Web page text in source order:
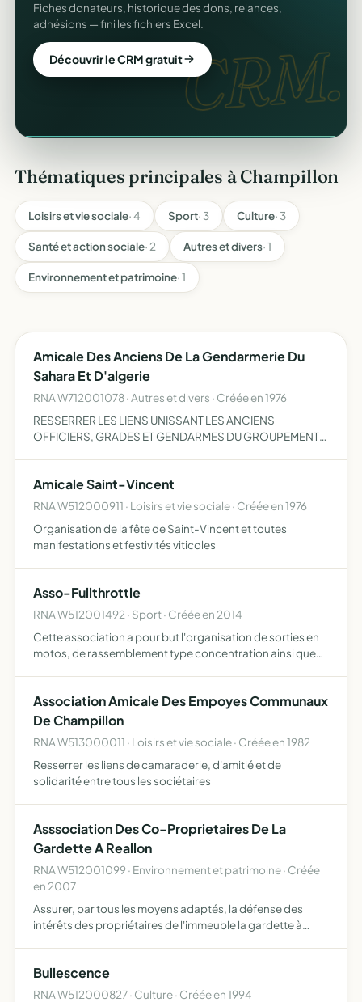
Générés et envoyés à vos donateurs en un clic,
conformes au modèle officiel n°11580.
Automatiser mes reçus CRM.
Fiches donateurs, historique des dons, relances,
adhésions — fini les fichiers Excel.
Découvrir le CRM gratuit
Thématiques principales à Champillon
Loisirs et vie sociale· 4 Sport· 3 Culture· 3
Santé et action sociale· 2 Autres et divers· 1
Environnement et patrimoine· 1
Amicale Des Anciens De La Gendarmerie Du
Sahara Et D'algerie
RNA W712001078 · Autres et divers · Créée en 1976
RESSERRER LES LIENS UNISSANT LES ANCIENS
OFFICIERS, GRADES ET GENDARMES DU GROUPEMENT
, EN FAVORISANT LES CONTACTS ENTRE LES M…
Amicale Saint-Vincent
RNA W512000911 · Loisirs et vie sociale · Créée en 1976
Organisation de la fête de Saint-Vincent et toutes
manifestations et festivités viticoles
Asso-Fullthrottle
RNA W512001492 · Sport · Créée en 2014
Cette association a pour but l'organisation de sorties en
motos, de rassemblement type concentration ainsi que
Association Amicale Des Empoyes Communaux
De Champillon
RNA W513000011 · Loisirs et vie sociale · Créée en 1982
Resserrer les liens de camaraderie, d'amitié et de
solidarité entre tous les sociétaires
Asssociation Des Co-Proprietaires De La
Gardette A Reallon
RNA W512001099 · Environnement et patrimoine · Créée
en 2007
Assurer, par tous les moyens adaptés, la défense des
intérêts des propriétaires de l'immeuble la gardette à
act…
Bullescence
RNA W512000827 · Culture · Créée en 1994